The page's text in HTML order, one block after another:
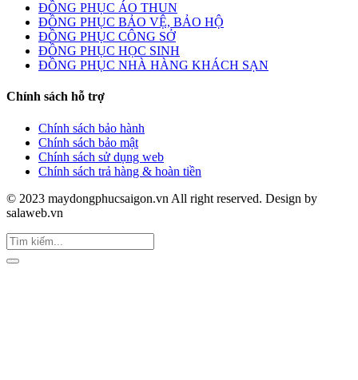
ĐỒNG PHỤC ÁO THUN
ĐỒNG PHỤC BẢO VỆ, BẢO HỘ
ĐỒNG PHỤC CÔNG SỞ
ĐỒNG PHỤC HỌC SINH
ĐỒNG PHỤC NHÀ HÀNG KHÁCH SẠN
Chính sách hỗ trợ
Chính sách bảo hành
Chính sách bảo mật
Chính sách sử dụng web
Chính sách trả hàng & hoàn tiền
© 2023 maydongphucsaigon.vn All right reserved. Design by
salaweb.vn